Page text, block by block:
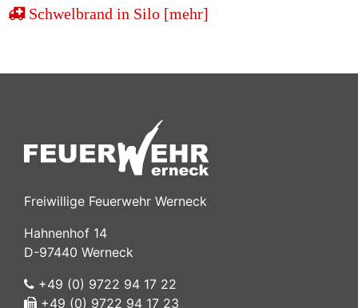
Schwelbrand in Silo [mehr]
Freiwillige Feuerwehr Werneck
Hahnenhof 14
D-97440 Werneck
+49 (0) 9722 94 17 22
+49 (0) 9722 94 17 23